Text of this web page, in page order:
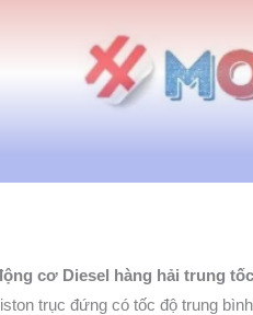
cơ Diesel hàng hải trung tốc
trục đứng có tốc độ trung